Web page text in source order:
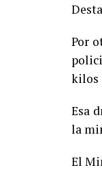
Por
kilos
Esa
la
El